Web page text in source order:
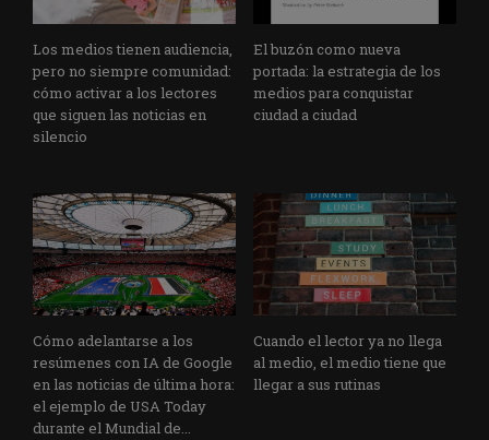
Los medios tienen audiencia,
pero no siempre comunidad:
cómo activar a los lectores
que siguen las noticias en
silencio
El buzón como nueva
portada: la estrategia de los
medios para conquistar
ciudad a ciudad
Cómo adelantarse a los
resúmenes con IA de Google
en las noticias de última hora:
el ejemplo de USA Today
durante el Mundial de...
Cuando el lector ya no llega
al medio, el medio tiene que
llegar a sus rutinas